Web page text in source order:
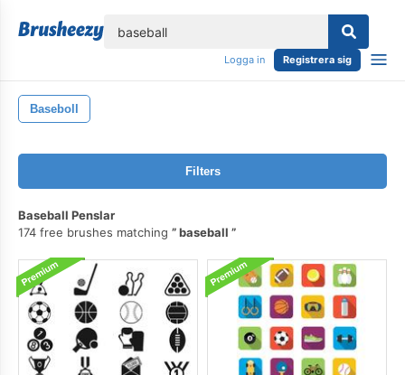
Logga in Registrera sig
Baseboll
Filters
Baseball Penslar
174 free brushes matching
baseball